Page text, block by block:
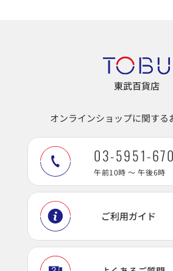
東武百貨店
オンラインショップに関する
03-5951-
午前10時 ～ 午後6時
ご利用ガイド